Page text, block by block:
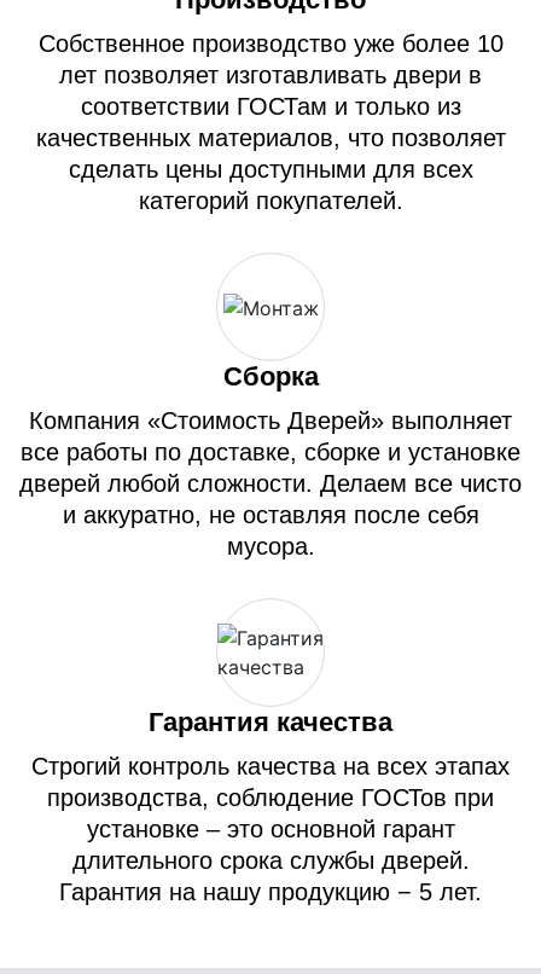
Собственное производство уже более 10
лет позволяет изготавливать двери в
соответствии ГОСТам и только из
качественных материалов, что позволяет
сделать цены доступными для всех
категорий покупателей.
Сборка
Компания «Стоимость Дверей» выполняет
все работы по доставке, сборке и установке
дверей любой сложности. Делаем все чисто
и аккуратно, не оставляя после себя
мусора.
Гарантия качества
Строгий контроль качества на всех этапах
производства, соблюдение ГОСТов при
установке – это основной гарант
длительного срока службы дверей.
Гарантия на нашу продукцию − 5 лет.